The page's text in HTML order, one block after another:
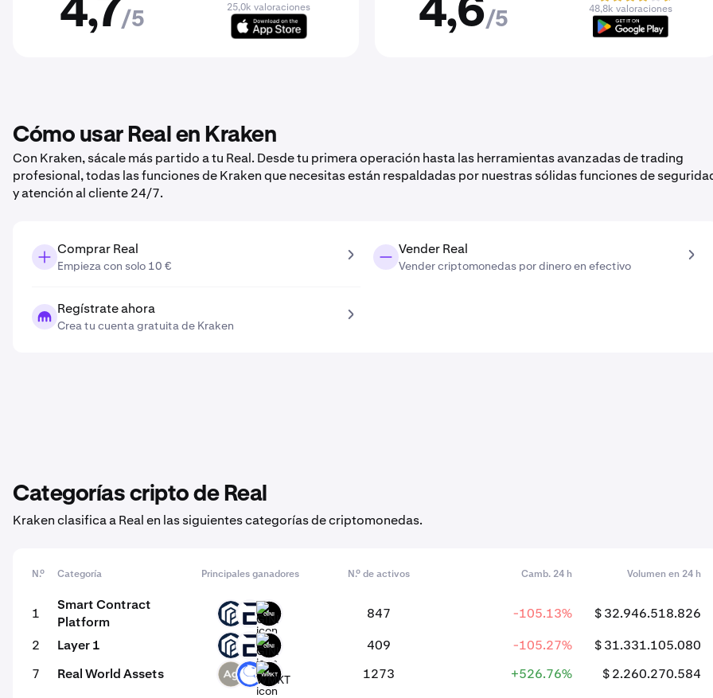
4,7/5
25,0k valoraciones 4,6/5
48,8k valoraciones
Cómo usar Real en Kraken
Con Kraken, sácale más partido a tu Real. Desde tu primera operación hasta las herramientas avanzadas de trading
profesional, todas las funciones de Kraken que necesitas están respaldadas por nuestras sólidas funciones de
y atención al cliente 24/7.
Comprar Real
Empieza con solo 10 €
Vender Real
Vender criptomonedas por dinero en efectivo
Regístrate ahora
Crea tu cuenta gratuita de Kraken
Categorías cripto de Real
Kraken clasifica a Real en las siguientes categorías de criptomonedas.
N.º Categoría Principales ganadores N.º de activos Camb. 24 h Volumen en 24 h
1
Smart Contract
Platform
PAW EVR GINI 847 -105.13%
$ 32.946.518.826
2
Layer 1 PAW EVR GINI 409 -105.27%
$ 31.331.105.080
7
Real World Assets SLVR ANT WMKT 1273 +526.76% $ 2.260.270.584